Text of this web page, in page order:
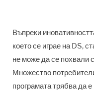
Въпреки
което се играе на DS,
не може да се похвали
Множество
програмата трябва да